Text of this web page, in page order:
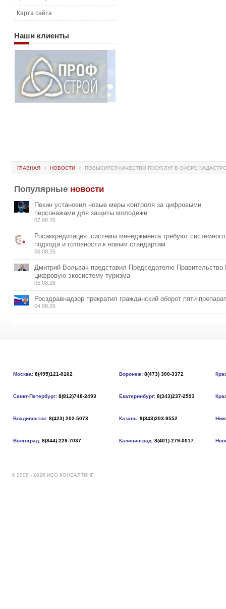
Карта сайта
Наши клиенты
ГЛАВНАЯ НОВОСТИ ПОВЫСИТСЯ КАЧЕСТВО ГОСУСЛУГ В СФЕРЕ
Популярные новости
Пекин установил новые меры контроля за цифровыми
персонажами для защиты молодежи
07.08.26
Росаккредитация: системы менеджмента требуют системного
подхода и готовности к новым стандартам
06.08.26
Дмитрий Вольвач представил Председателю
цифровую экосистему туризма
05.08.26
Росздравнадзор прекратил гражданский оборот пяти
04.08.26
Москва: 8(495)121-0102 Воронеж: 8(473) 300-3372
Санкт-Петербург: 8(812)748-2493 Екатеринбург: 8(343)237-2593
Владивосток: 8(423) 202-5073 Казань: 8(843)203-9552
Волгоград: 8(844) 229-7037 Калининград: 8(401) 279-0017
© 2008 - 2026 ИСО КОНСАЛТИНГ